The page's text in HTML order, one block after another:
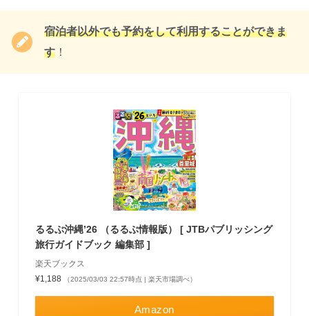
宿泊者以外でも予約をして利用することができま
す ！
るるぶ沖縄’26 （るるぶ情報版） [ JTBパブリッシング
旅行ガイドブック 編集部 ]
楽天ブックス
¥1,188
（2025/03/03 22:57時点 | 楽天市場調べ）
Amazon